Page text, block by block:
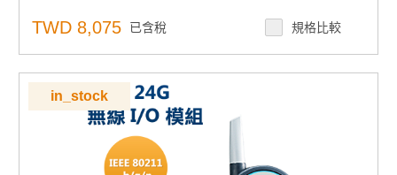
FTP/HTTP/DHCP/TCP/IP供用戶進行雲端通訊
工作溫度:-40~ 70°C
PLC上雲連線端：WISE-PaaS, Azure IoT Hub, AWS等
Data Server：OPC UA支援IEC 61131-3 SoftLogic
提供以下選配供採購，請選擇其中一項，並勾選項目中的
全部料號
1. Cellular Solution - 96PD-EC25EFA, 1750006264,
1750005865( 含LTE Module, 線材, 天線 )
2. WIFI Solution - 96PD-RYUW131, 1750006043,
1750000318, (含Wifi Module, 線材, 天線)
TWD 8,075 已含稅 規格比較
in_stock